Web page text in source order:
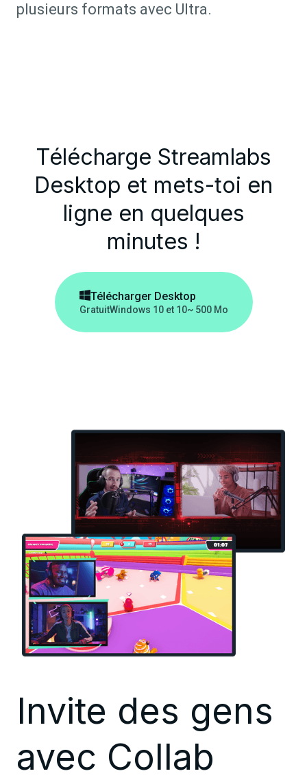
plusieurs formats avec Ultra.
Télécharge Streamlabs
Desktop et mets-toi en
ligne en quelques
minutes !
Télécharger Desktop
GratuitWindows 10 et 10~ 500 Mo
Invite des gens
avec Collab